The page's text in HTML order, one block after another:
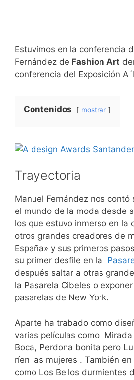
Estuvimos en la conferencia
Fernández de Fashion Art
conferencia del Exposición
Contenidos mostrar
Trayectoria
Manuel Fernández nos contó
el mundo de la moda desde
los que estuvo inmerso en la
otros grandes creadores de
España» y sus primeros
su primer desfile en la
después saltar a otras
la Pasarela Cibeles o
pasarelas de New York.
Aparte ha trabado como
varias películas como Mirada
Boca, Perdona bonita pero
ríen las mujeres . También
como Los Bellos durmientes